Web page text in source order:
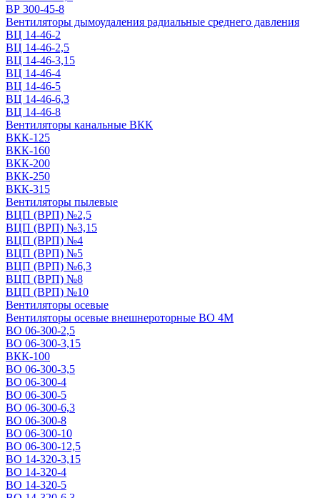
ВР 300-45-8
Вентиляторы дымоудаления радиальные среднего давления
ВЦ 14-46-2
ВЦ 14-46-2,5
ВЦ 14-46-3,15
ВЦ 14-46-4
ВЦ 14-46-5
ВЦ 14-46-6,3
ВЦ 14-46-8
Вентиляторы канальные ВКК
ВКК-125
ВКК-160
ВКК-200
ВКК-250
ВКК-315
Вентиляторы пылевые
ВЦП (ВРП) №2,5
ВЦП (ВРП) №3,15
ВЦП (ВРП) №4
ВЦП (ВРП) №5
ВЦП (ВРП) №6,3
ВЦП (ВРП) №8
ВЦП (ВРП) №10
Вентиляторы осевые
Вентиляторы осевые внешнероторные ВО 4М
ВО 06-300-2,5
ВО 06-300-3,15
ВКК-100
ВО 06-300-3,5
ВО 06-300-4
ВО 06-300-5
ВО 06-300-6,3
ВО 06-300-8
ВО 06-300-10
ВО 06-300-12,5
ВО 14-320-3,15
ВО 14-320-4
ВО 14-320-5